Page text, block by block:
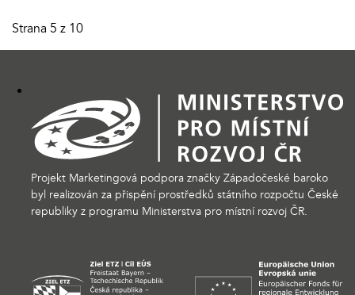
Strana 5 z 10
Projekt Marketingová podpora značky Západočeské baroko
byl realizován za přispění prostředků státního rozpočtu České
republiky z programu Ministerstva pro místní rozvoj ČR.